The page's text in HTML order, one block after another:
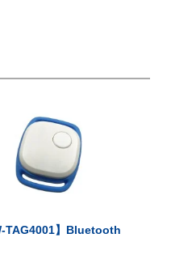
TAG4001】Bluetooth